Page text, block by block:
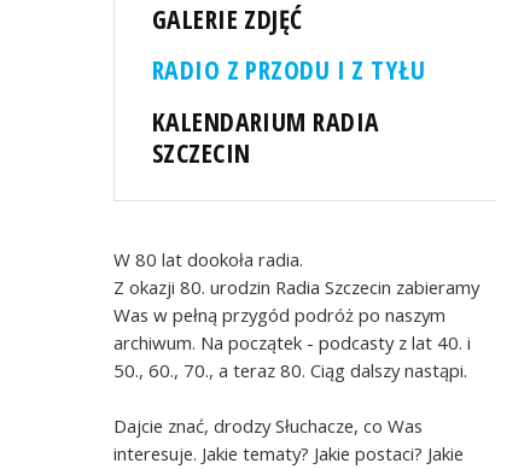
GALERIE ZDJĘĆ
RADIO Z PRZODU I Z TYŁU
KALENDARIUM RADIA
SZCZECIN
W 80 lat dookoła radia.
Z okazji 80. urodzin Radia Szczecin zabieramy
Was w pełną przygód podróż po naszym
archiwum. Na początek - podcasty z lat 40. i
50., 60., 70., a teraz 80. Ciąg dalszy nastąpi.
Dajcie znać, drodzy Słuchacze, co Was
interesuje. Jakie tematy? Jakie postaci? Jakie